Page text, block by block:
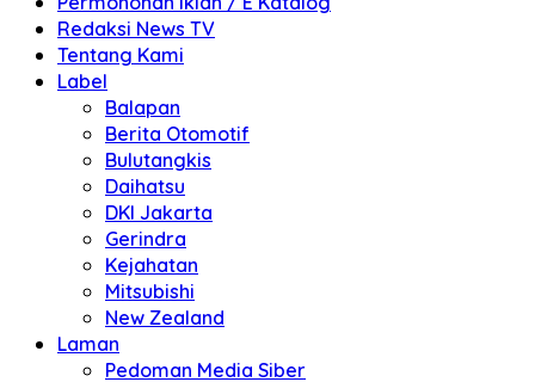
Redaksi News TV
Tentang Kami
Label
Balapan
Berita Otomotif
Bulutangkis
Daihatsu
DKI Jakarta
Gerindra
Kejahatan
Mitsubishi
New Zealand
Laman
Pedoman Media Siber